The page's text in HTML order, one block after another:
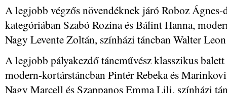
A legjobb végzős növendéknek járó Roboz
kategóriában Szabó Rozina és Bálint Hanna,
Nagy Levente Zoltán, színházi táncban Walter
A legjobb pályakezdő táncművész klasszikus
modern-kortárstáncban Pintér Rebeka és
Nagy Marcell és Szappanos Emma Lili, színházi